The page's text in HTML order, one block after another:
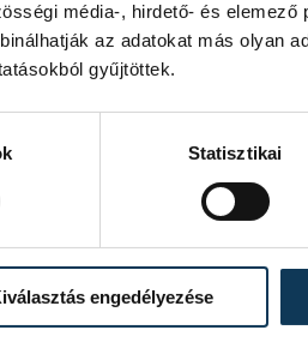
média-, hirdető- és elemező
az adatokat más olyan
gyűjtöttek.
Statisztikai
engedélyezése
is posta
hozzájárulás